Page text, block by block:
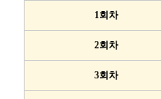
1회차
2회차
3회차